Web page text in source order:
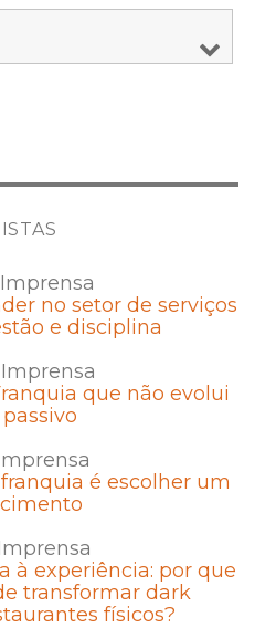
no setor de serviços
e disciplina
que não evolui
é escolher um
à experiência: por que
transformar dark
físicos?